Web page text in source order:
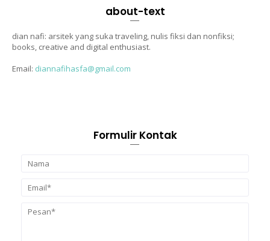
about-text
dian nafi: arsitek yang suka traveling, nulis fiksi dan nonfiksi;
books, creative and digital enthusiast.
Email: diannafihasfa@gmail.com
Formulir Kontak